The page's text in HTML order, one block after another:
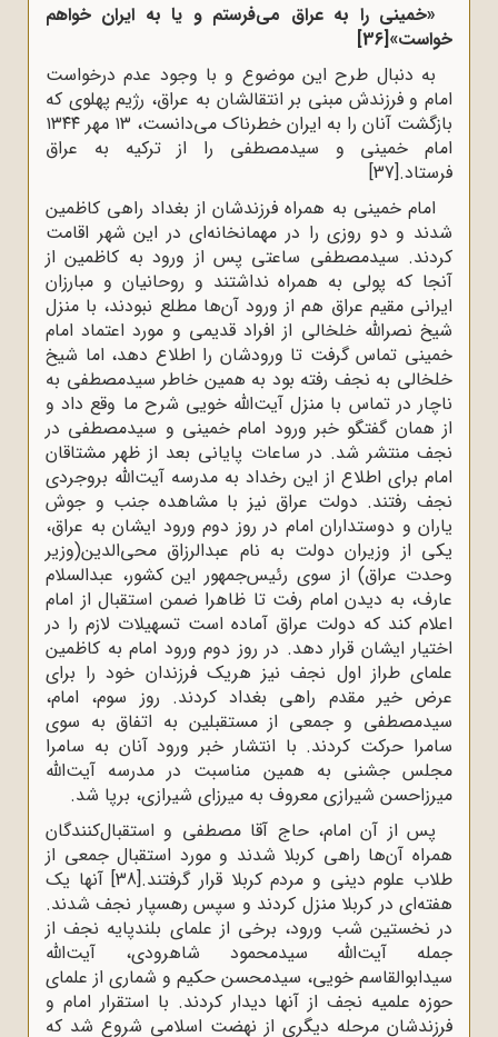
«خمینی را به عراق می‌فرستم و یا به ایران خواهم
خواست»[36]
به دنبال طرح این موضوع و با وجود عدم درخواست
امام و فرزندش مبنی بر انتقالشان به عراق، رژیم پهلوی که
بازگشت آنان را به ایران خطرناک می‌دانست، ۱۳ مهر ۱۳۴۴
امام خمینی و سیدمصطفی را از ترکیه به عراق
فرستاد.[37]
امام خمینی به همراه فرزندشان از بغداد راهی کاظمین
شدند و دو روزی را در مهمانخانه‌ای در این شهر اقامت
کردند. سیدمصطفی ساعتی پس از ورود به کاظمین از
آنجا که پولی به همراه نداشتند و روحانیان و مبارزان
ایرانی مقیم عراق هم از ورود آن‌ها مطلع نبودند، با منزل
شیخ نصرالله خلخالی از افراد قدیمی و مورد اعتماد امام
خمینی تماس گرفت تا ورودشان را اطلاع دهد، اما شیخ
خلخالی به نجف رفته بود به همین خاطر سیدمصطفی به
ناچار در تماس با منزل آیت‌الله خویی شرح ما وقع داد و
از همان گفتگو خبر ورود امام خمینی و سیدمصطفی در
نجف منتشر شد. در ساعات پایانی بعد از ظهر مشتاقان
امام برای اطلاع از این رخداد به مدرسه آیت‌الله بروجردی
نجف رفتند. دولت عراق نیز با مشاهده جنب و جوش
یاران و دوستداران امام در روز دوم ورود ایشان به عراق،
یکی از وزیران دولت به نام عبدالرزاق محی‌الدین(وزیر
وحدت عراق) از سوی رئیس‌جمهور این کشور، عبدالسلام
عارف، به دیدن امام رفت تا ظاهرا ضمن استقبال از امام
اعلام کند که دولت عراق آماده است تسهیلات لازم را در
اختیار ایشان قرار دهد. در روز دوم ورود امام به کاظمین
علمای طراز اول نجف نیز هریک فرزندان خود را برای
عرض خیر مقدم راهی بغداد کردند. روز سوم، امام،
سیدمصطفی و جمعی از مستقبلین به اتفاق به سوی
سامرا حرکت کردند. با انتشار خبر ورود آنان به سامرا
مجلس جشنی به همین مناسبت در مدرسه آیت‌الله
میرزاحسن شیرازی معروف به میرزای شیرازی، برپا شد.
پس از آن امام، حاج آقا مصطفی و استقبال‌کنندگان
همراه آن‌ها راهی کربلا شدند و مورد استقبال جمعی از
طلاب علوم دینی و مردم کربلا قرار گرفتند.[38]آنها یک
هفته‌ای در کربلا منزل کردند و سپس رهسپار نجف شدند.
در نخستین شب ورود، برخی از علمای بلندپایه نجف از
جمله آیت‌الله سیدمحمود شاهرودی، آیت‌الله
سیدابوالقاسم خویی، سیدمحسن حکیم و شماری از علمای
حوزه علمیه نجف از آنها دیدار کردند. با استقرار امام و
فرزندشان مرحله دیگری از نهضت اسلامی شروع شد که